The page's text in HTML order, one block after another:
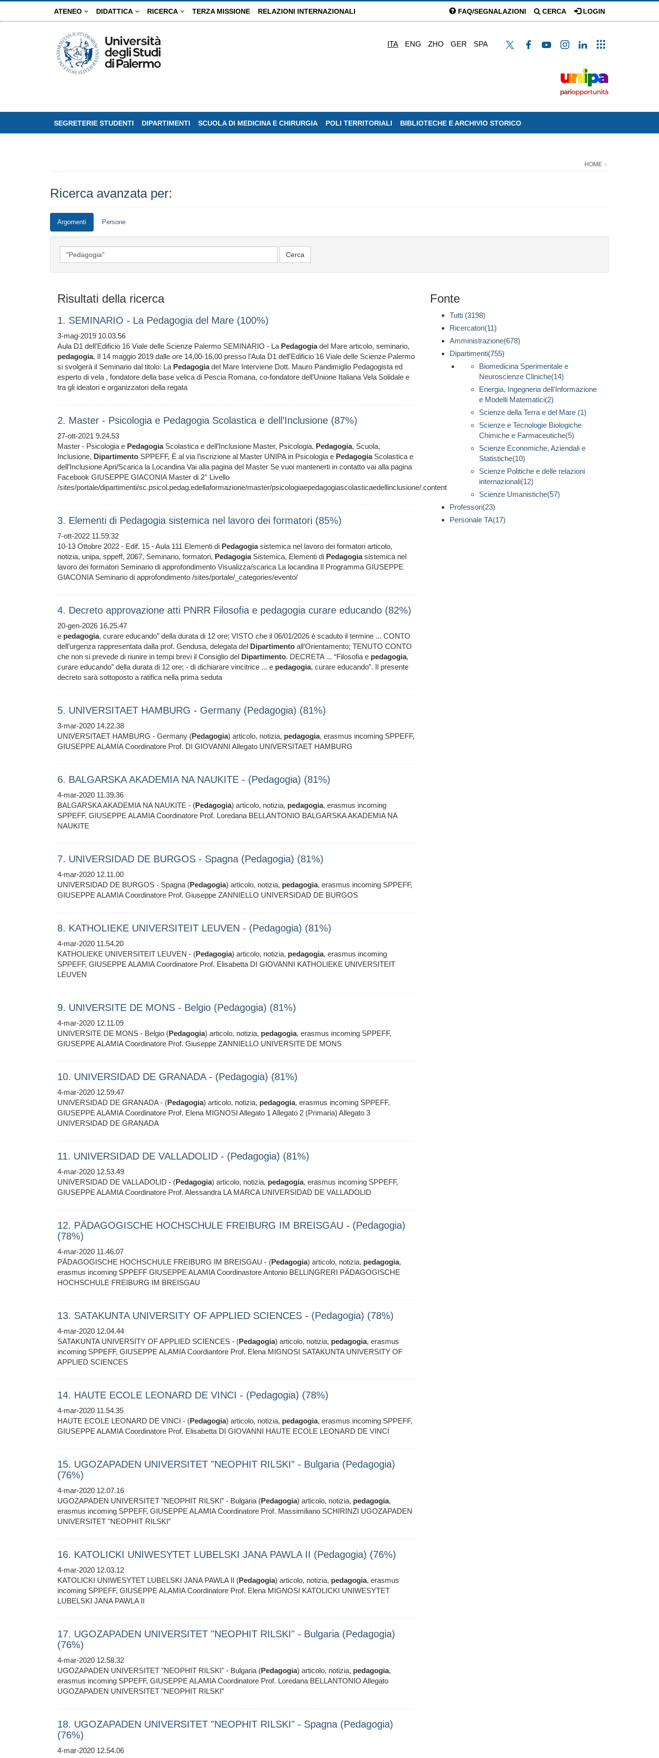
ATENEO DIDATTICA RICERCA TERZA MISSIONE RELAZIONI INTERNAZIONALI FAQ/SEGNALAZIONI CERCA LOGIN
ITA ENG ZHO GER SPA
SEGRETERIE STUDENTI DIPARTIMENTI SCUOLA DI MEDICINA E CHIRURGIA POLI TERRITORIALI BIBLIOTECHE E ARCHIVIO STORICO
HOME
Ricerca avanzata per:
Argomenti Persone
Risultati della ricerca
1. SEMINARIO - La Pedagogia del Mare (100%)
3-mag-2019 10.03.56
Aula D1 dell'Edificio 16 Viale delle Scienze Palermo SEMINARIO - La Pedagogiadel Mare articolo, seminario,
pedagogia, Il 14 maggio 2019 dalle ore 14,00-16,00 presso l'Aula D1 dell'Edificio 16 Viale delle Scienze Palermo
si svolgerà il Seminario dal titolo: La Pedagogiadel Mare Interviene Dott. Mauro Pandimiglio Pedagogista ed
esperto di vela , fondatore della base velica di Pescia Romana, co-fondatore dell’Unione Italiana Vela Solidale e
tra gli ideatori e organizzatori della regata
2. Master - Psicologia e Pedagogia Scolastica e dell’Inclusione (87%)
27-ott-2021 9.24.53
Master - Psicologia e PedagogiaScolastica e dell’Inclusione Master, Psicologia, Pedagogia, Scuola,
Inclusione, Dipartimento SPPEFF, È al via l’iscrizione al Master UNIPA in Psicologia e PedagogiaScolastica e
dell’Inclusione Apri/Scarica la Locandina Vai alla pagina del Master Se vuoi mantenerti in contatto vai alla pagina
Facebook GIUSEPPE GIACONIA Master di 2° Livello
/sites/portale/dipartimenti/sc.psicol.pedag.edellaformazione/master/psicologiaepedagogiascolasticaedellinclusione/.content
3. Elementi di Pedagogia sistemica nel lavoro dei formatori (85%)
7-ott-2022 11.59.32
10-13 Ottobre 2022 - Edif. 15 - Aula 111 Elementi di Pedagogiasistemica nel lavoro dei formatori articolo,
notizia, unipa, sppeff, 2067, Seminario, formatori, PedagogiaSistemica, Elementi di Pedagogiasistemica nel
lavoro dei formatori Seminario di approfondimento Visualizza/scarica La locandina Il Programma GIUSEPPE
GIACONIA Seminario di approfondimento /sites/portale/_categories/evento/
4. Decreto approvazione atti PNRR Filosofia e pedagogia curare educando (82%)
20-gen-2026 16.25.47
e pedagogia, curare educando” della durata di 12 ore; VISTO che il 06/01/2026 è scaduto il termine ... CONTO
dell’urgenza rappresentata dalla prof. Gendusa, delegata del Dipartimento all’Orientamento; TENUTO CONTO
che non si prevede di riunire in tempi brevi il Consiglio del Dipartimento. DECRETA ... “Filosofia e pedagogia,
curare educando” della durata di 12 ore; - di dichiarare vincitrice ... e pedagogia, curare educando”. Il presente
decreto sarà sottoposto a ratifica nella prima seduta
5. UNIVERSITAET HAMBURG - Germany (Pedagogia) (81%)
3-mar-2020 14.22.38
UNIVERSITAET HAMBURG - Germany (Pedagogia) articolo, notizia, pedagogia, erasmus incoming SPPEFF,
GIUSEPPE ALAMIA Coordinatore Prof. DI GIOVANNI Allegato UNIVERSITAET HAMBURG
6. BALGARSKA AKADEMIA NA NAUKITE - (Pedagogia) (81%)
4-mar-2020 11.39.36
BALGARSKA AKADEMIA NA NAUKITE - (Pedagogia) articolo, notizia, pedagogia, erasmus incoming
SPPEFF, GIUSEPPE ALAMIA Coordinatore Prof. Loredana BELLANTONIO BALGARSKA AKADEMIA NA
NAUKITE
7. UNIVERSIDAD DE BURGOS - Spagna (Pedagogia) (81%)
4-mar-2020 12.11.00
UNIVERSIDAD DE BURGOS - Spagna (Pedagogia) articolo, notizia, pedagogia, erasmus incoming SPPEFF,
GIUSEPPE ALAMIA Coordinatore Prof. Giuseppe ZANNIELLO UNIVERSIDAD DE BURGOS
8. KATHOLIEKE UNIVERSITEIT LEUVEN - (Pedagogia) (81%)
4-mar-2020 11.54.20
KATHOLIEKE UNIVERSITEIT LEUVEN - (Pedagogia) articolo, notizia, pedagogia, erasmus incoming
SPPEFF, GIUSEPPE ALAMIA Coordinatore Prof. Elisabetta DI GIOVANNI KATHOLIEKE UNIVERSITEIT
LEUVEN
9. UNIVERSITE DE MONS - Belgio (Pedagogia) (81%)
4-mar-2020 12.11.09
UNIVERSITE DE MONS - Belgio (Pedagogia) articolo, notizia, pedagogia, erasmus incoming SPPEFF,
GIUSEPPE ALAMIA Coordinatore Prof. Giuseppe ZANNIELLO UNIVERSITE DE MONS
10. UNIVERSIDAD DE GRANADA - (Pedagogia) (81%)
4-mar-2020 12.59.47
UNIVERSIDAD DE GRANADA - (Pedagogia) articolo, notizia, pedagogia, erasmus incoming SPPEFF,
GIUSEPPE ALAMIA Coordinatore Prof. Elena MIGNOSI Allegato 1 Allegato 2 (Primaria) Allegato 3
UNIVERSIDAD DE GRANADA
11. UNIVERSIDAD DE VALLADOLID - (Pedagogia) (81%)
4-mar-2020 12.53.49
UNIVERSIDAD DE VALLADOLID - (Pedagogia) articolo, notizia, pedagogia, erasmus incoming SPPEFF,
GIUSEPPE ALAMIA Coordinatore Prof. Alessandra LA MARCA UNIVERSIDAD DE VALLADOLID
12. PÄDAGOGISCHE HOCHSCHULE FREIBURG IM BREISGAU - (Pedagogia)
(78%)
4-mar-2020 11.46.07
PÄDAGOGISCHE HOCHSCHULE FREIBURG IM BREISGAU - (Pedagogia) articolo, notizia, pedagogia,
erasmus incoming SPPEFF GIUSEPPE ALAMIA Coordinastore Antonio BELLINGRERI PÄDAGOGISCHE
HOCHSCHULE FREIBURG IM BREISGAU
13. SATAKUNTA UNIVERSITY OF APPLIED SCIENCES - (Pedagogia) (78%)
4-mar-2020 12.04.44
SATAKUNTA UNIVERSITY OF APPLIED SCIENCES - (Pedagogia) articolo, notizia, pedagogia, erasmus
incoming SPPEFF, GIUSEPPE ALAMIA Coordiantore Prof. Elena MIGNOSI SATAKUNTA UNIVERSITY OF
APPLIED SCIENCES
14. HAUTE ECOLE LEONARD DE VINCI - (Pedagogia) (78%)
4-mar-2020 11.54.35
HAUTE ECOLE LEONARD DE VINCI - (Pedagogia) articolo, notizia, pedagogia, erasmus incoming SPPEFF,
GIUSEPPE ALAMIA Coordinatore Prof. Elisabetta DI GIOVANNI HAUTE ECOLE LEONARD DE VINCI
15. UGOZAPADEN UNIVERSITET "NEOPHIT RILSKI” - Bulgaria (Pedagogia)
(76%)
4-mar-2020 12.07.16
UGOZAPADEN UNIVERSITET "NEOPHIT RILSKI” - Bulgaria (Pedagogia) articolo, notizia, pedagogia,
erasmus incoming SPPEFF, GIUSEPPE ALAMIA Coordinatore Prof. Massimiliano SCHIRINZI UGOZAPADEN
UNIVERSITET "NEOPHIT RILSKI”
16. KATOLICKI UNIWESYTET LUBELSKI JANA PAWLA II (Pedagogia) (76%)
4-mar-2020 12.03.12
KATOLICKI UNIWESYTET LUBELSKI JANA PAWLA II (Pedagogia) articolo, notizia, pedagogia, erasmus
incoming SPPEFF, GIUSEPPE ALAMIA Coordinatore Prof. Elena MIGNOSI KATOLICKI UNIWESYTET
LUBELSKI JANA PAWLA II
17. UGOZAPADEN UNIVERSITET "NEOPHIT RILSKI" - Bulgaria (Pedagogia)
(76%)
4-mar-2020 12.58.32
UGOZAPADEN UNIVERSITET "NEOPHIT RILSKI" - Bulgaria (Pedagogia) articolo, notizia, pedagogia,
erasmus incoming SPPEFF, GIUSEPPE ALAMIA Coordinatore Prof. Loredana BELLANTONIO Allegato
UGOZAPADEN UNIVERSITET "NEOPHIT RILSKI”
18. UGOZAPADEN UNIVERSITET "NEOPHIT RILSKI" - Spagna (Pedagogia)
(76%)
4-mar-2020 12.54.06
Fonte
Tutti (3198)
Ricercatori(11)
Amministrazione(678)
Dipartimenti(755)
Biomedicina Sperimentale e
Neuroscienze Cliniche(14)
Energia, Ingegneria dell'Informazione
e Modelli Matematici(2)
Scienze della Terra e del Mare (1)
Scienze e Tecnologie Biologiche
Chimiche e Farmaceutiche(5)
Scienze Economiche, Aziendali e
Statistiche(10)
Scienze Politiche e delle relazioni
internazionali(12)
Scienze Umanistiche(57)
Professori(23)
Personale TA(17)